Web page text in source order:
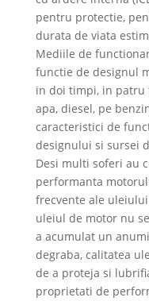
pentru protectie,
durata de viata
Mediile de
functie de designul
in doi timpi, in patru
apa, diesel, pe
caracteristici de
designului si sursei
Desi multi soferi au
performanta
frecvente ale uleiului
uleiul de motor nu
a acumulat un
degraba, calitatea
de a proteja si
proprietati de